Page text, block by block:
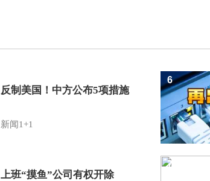
反制美国！中方公布5项措施
新闻1+1
上班“摸鱼”公司有权开除
6
7